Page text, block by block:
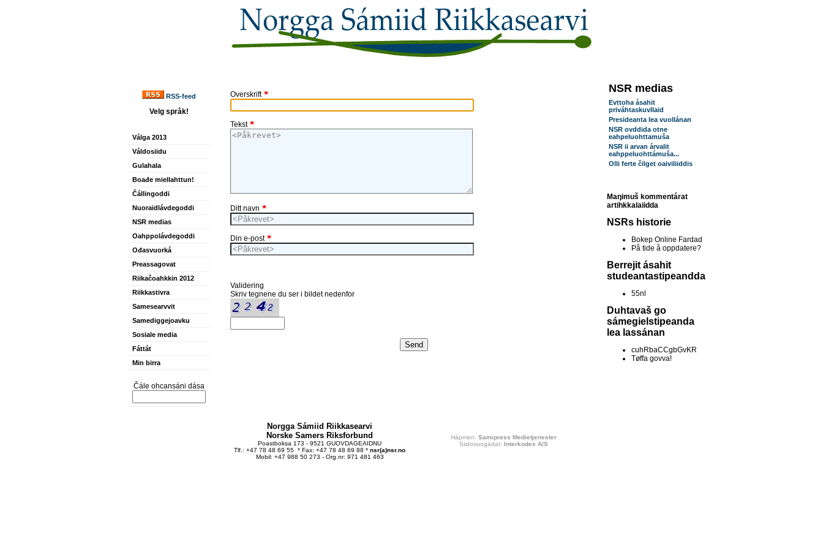
RSS-feed
Velg språk!
Válga 2013
Váldosiidu
Gulahala
Boađe miellahttun!
Čállingoddi
Nuoraidlávdegoddi
NSR medias
Oahppolávdegoddi
Ođasvuorká
Preassagovat
Riikačoahkkin 2012
Riikkastivra
Samesearvvit
Samediggejoavku
Sosiale media
Fáttát
Min birra
Čále ohcansáni dása
Overskrift
Tekst
Ditt navn
Din e-post
Validering
Skriv tegnene du ser i bildet nedenfor
NSR medias
Evttoha ásahit
priváhtaskuvllaid
Presideanta lea vuollánan
NSR ovddida otne
eahpeluohttamuša
NSR ii arvan árvalit
eahppeluohttámuša...
Olli ferte čilget oaiviliiddis
Maŋimuš kommentárat
artihkkalaiidda
NSRs historie
Bokep Online Fardad
På tide å oppdatere?
Berrejit ásahit
studeantastipeandda
55nl
Duhtavaš go
sámegielstipeanda
lea lassánan
cuhRbaCCgbGvKR
Tøffa govva!
Norgga Sámiid Riikkasearvi
Norske Samers Riksforbund
Poastboksa 173 - 9521 GUOVDAGEAIDNU
Tlf.: +47 78 48 69 55 * Fax: +47 78 48 69 88 * nsr(a)nsr.no
Mobil: +47 988 50 273 - Org.nr: 971 481 463
Hápmen: Samipress Medietjenester
Siidovuogádat: Interkodex A/S